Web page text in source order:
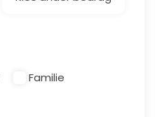
Familie